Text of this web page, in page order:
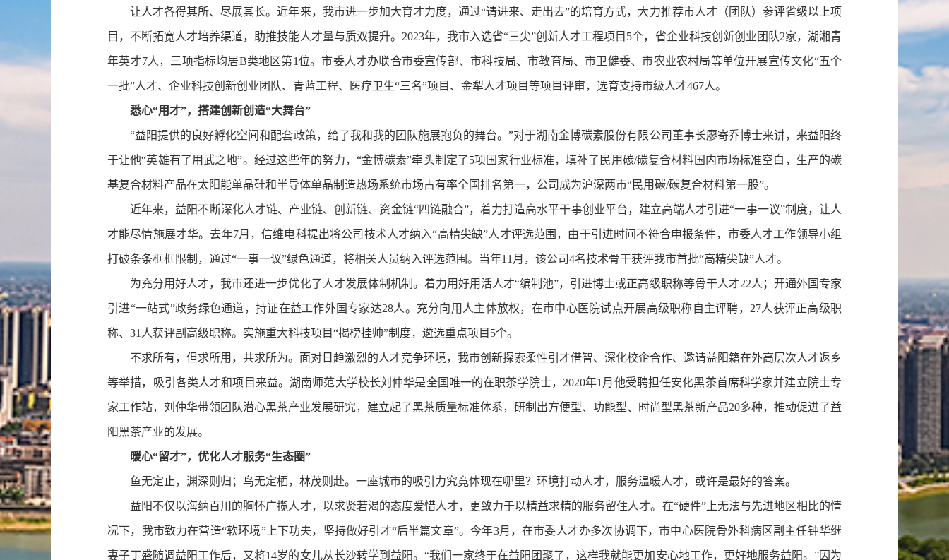
让人才各得其所、尽展其长。近年来，我市进一步加大育才力度，通过“请进来、走出去”的培育方式，大力推荐市人才（团队）参评省级以上项
目，不断拓宽人才培养渠道，助推技能人才量与质双提升。2023年，我市入选省“三尖”创新人才工程项目5个，省企业科技创新创业团队2家，湖湘青
年英才7人，三项指标均居B类地区第1位。市委人才办联合市委宣传部、市科技局、市教育局、市卫健委、市农业农村局等单位开展宣传文化“五个
一批”人才、企业科技创新创业团队、青蓝工程、医疗卫生“三名”项目、金犁人才项目等项目评审，选育支持市级人才467人。
悉心“用才”，搭建创新创造“大舞台”
“益阳提供的良好孵化空间和配套政策，给了我和我的团队施展抱负的舞台。”对于湖南金博碳素股份有限公司董事长廖寄乔博士来讲，来益阳终
于让他“英雄有了用武之地”。经过这些年的努力，“金博碳素”牵头制定了5项国家行业标准，填补了民用碳/碳复合材料国内市场标准空白，生产的碳
基复合材料产品在太阳能单晶硅和半导体单晶制造热场系统市场占有率全国排名第一，公司成为沪深两市“民用碳/碳复合材料第一股”。
近年来，益阳不断深化人才链、产业链、创新链、资金链“四链融合”，着力打造高水平干事创业平台，建立高端人才引进“一事一议”制度，让人
才能尽情施展才华。去年7月，信维电科提出将公司技术人才纳入“高精尖缺”人才评选范围，由于引进时间不符合申报条件，市委人才工作领导小组
打破条条框框限制，通过“一事一议”绿色通道，将相关人员纳入评选范围。当年11月，该公司4名技术骨干获评我市首批“高精尖缺”人才。
为充分用好人才，我市还进一步优化了人才发展体制机制。着力用好用活人才“编制池”，引进博士或正高级职称等骨干人才22人；开通外国专家
引进“一站式”政务绿色通道，持证在益工作外国专家达28人。充分向用人主体放权，在市中心医院试点开展高级职称自主评聘，27人获评正高级职
称、31人获评副高级职称。实施重大科技项目“揭榜挂帅”制度，遴选重点项目5个。
不求所有，但求所用，共求所为。面对日趋激烈的人才竞争环境，我市创新探索柔性引才借智、深化校企合作、邀请益阳籍在外高层次人才返乡
等举措，吸引各类人才和项目来益。湖南师范大学校长刘仲华是全国唯一的在职茶学院士，2020年1月他受聘担任安化黑茶首席科学家并建立院士专
家工作站，刘仲华带领团队潜心黑茶产业发展研究，建立起了黑茶质量标准体系，研制出方便型、功能型、时尚型黑茶新产品20多种，推动促进了益
阳黑茶产业的发展。
暖心“留才”，优化人才服务“生态圈”
鱼无定止，渊深则归；鸟无定栖，林茂则赴。一座城市的吸引力究竟体现在哪里？环境打动人才，服务温暖人才，或许是最好的答案。
益阳不仅以海纳百川的胸怀广揽人才，以求贤若渴的态度爱惜人才，更致力于以精益求精的服务留住人才。在“硬件”上无法与先进地区相比的情
况下，我市致力在营造“软环境”上下功夫，坚持做好引才“后半篇文章”。今年3月，在市委人才办多次协调下，市中心医院骨外科病区副主任钟华继
妻子丁盛随调益阳工作后，又将14岁的女儿从长沙转学到益阳。“我们一家终于在益阳团聚了，这样我就能更加安心地工作，更好地服务益阳。”因为